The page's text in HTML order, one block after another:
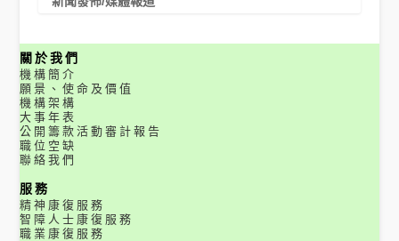
關於我們
機構簡介
願景、使命及價值
機構架構
大事年表
公開籌款活動審計報告
職位空缺
聯絡我們
服務
精神康復服務
智障人士康復服務
職業康復服務